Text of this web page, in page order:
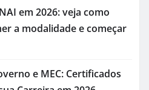
em 2026: veja como
a modalidade e começar
e MEC: Certificados